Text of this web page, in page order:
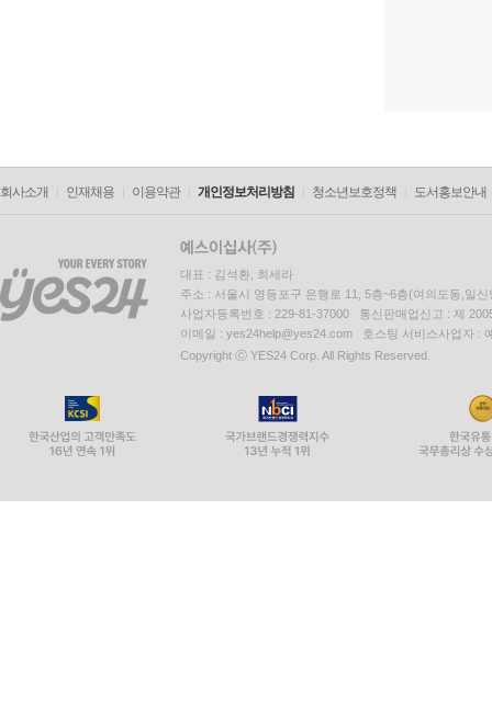
회사소개 인재채용 이용약관 개인정보처리방침 청소년보호정책 도서홍보안내
대표 : 김석환, 최세라
주소 : 서울시 영등포구 은행로 11, 5층~6층(여의도동,일신
사업자등록번호 : 229-81-37000 통신판매업신고 : 제
이메일 : yes24help@yes24.com 호스팅 서비스사업자 :
Copyright ⓒ YES24 Corp. All Rights Reserved.